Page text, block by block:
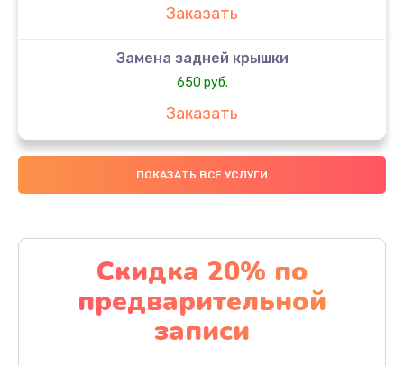
Заказать
Замена задней крышки
650 руб.
Заказать
Замена аккумулятора
4000 руб.
Замена материнской платы
1100 руб.
Заказать
ПОКАЗАТЬ ВСЕ УСЛУГИ
Скидка 20% по
предварительной
записи